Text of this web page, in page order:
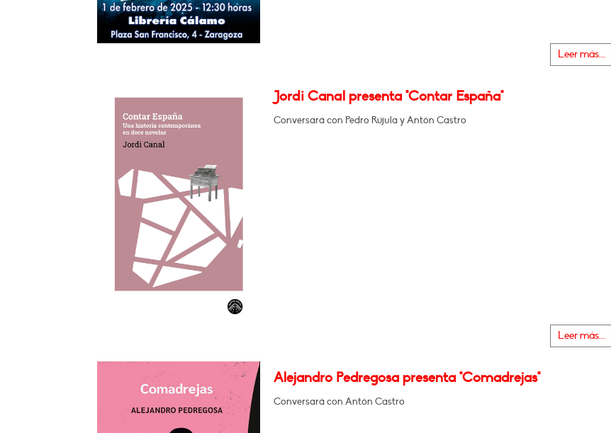
Leer más...
Jordi Canal presenta "Contar España"
Conversará con Pedro Rújula y Antón Castro
Leer más...
Alejandro Pedregosa presenta "Comadrejas"
Conversará con Antón Castro